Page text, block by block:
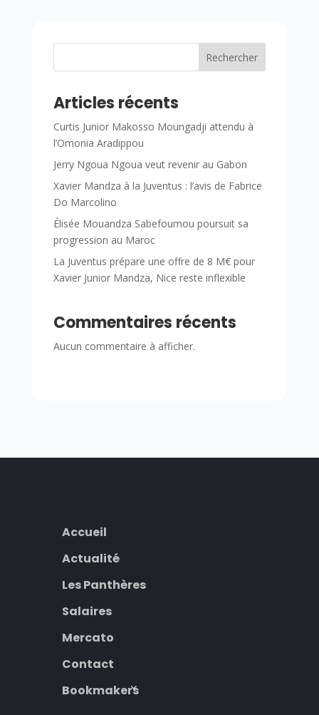
Rechercher
Articles récents
Curtis Junior Makosso Moungadji attendu à
l’Omonia Aradippou
Jerry Ngoua Ngoua veut revenir au Gabon
Xavier Mandza à la Juventus : l’avis de Fabrice
Do Marcolino
Élisée Mouandza Sabefoumou poursuit sa
progression au Maroc
La Juventus prépare une offre de 8 M€ pour
Xavier Junior Mandza, Nice reste inflexible
Commentaires récents
Aucun commentaire à afficher.
Accueil
Actualité
Les Panthères
Salaires
Mercato
Contact
Bookmakers